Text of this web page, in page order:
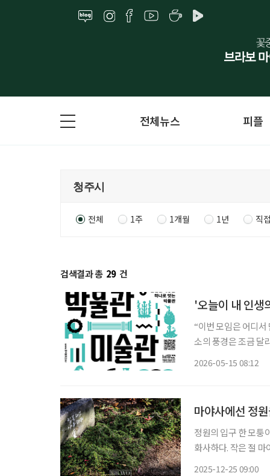
전체뉴스 피플
전체 1주 1개월 1년 직
검색결과 총 29 건
'오늘이 내 인생
“이번 모임은 어디서 만날까요?” 예전에는 맛집이나 카
소의 풍경은 조금 달
2026-05-15 08:12
마야사에선 정
정원의 입구 한 모퉁
화사하다. 작은 절
2025-12-25 09:00